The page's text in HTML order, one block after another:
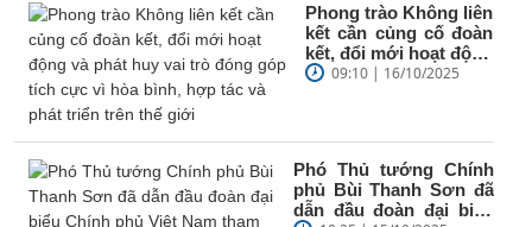
Phong trào Không liên
kết cần củng cố đoàn
kết, đổi mới hoạt động
và phát huy vai trò
09:10 | 16/10/2025
Phó Thủ tướng Chính
phủ Bùi Thanh Sơn đã
dẫn đầu đoàn đại biểu